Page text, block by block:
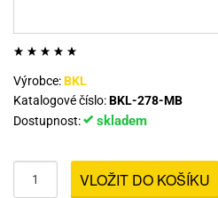
Výrobce:BKL
Katalogové číslo:BKL-278-MB
Dostupnost:
skladem
VLOŽIT DO KOŠÍKU